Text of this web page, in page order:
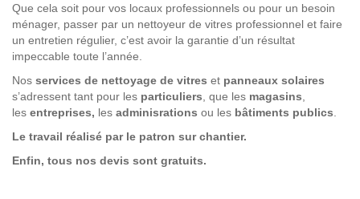
Que cela soit pour vos locaux professionnels ou pour un besoin
ménager, passer par un nettoyeur de vitres professionnel et faire
un entretien régulier, c’est avoir la garantie d’un résultat
impeccable toute l’année.
Nos services de nettoyage de vitres et panneaux solaires
s’adressent tant pour les particuliers , que les magasins
les entreprises, les adminisrations ou les bâtiments publics
Le travail réalisé par le patron sur chantier.
Enfin, tous nos devis sont gratuits.